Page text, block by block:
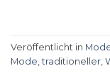
Veröffentlicht in
Mode ,traditioneller